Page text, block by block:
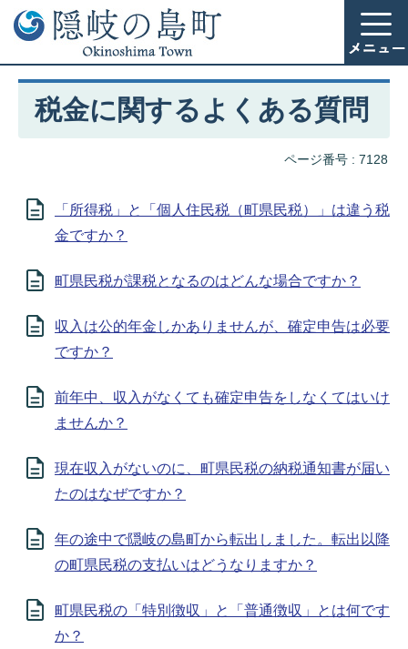
税金に関するよくある質問
ページ番号 : 7128
「所得税」と「個人住民税（町県民税）」は違う税
金ですか？
町県民税が課税となるのはどんな場合ですか？
収入は公的年金しかありませんが、確定申告は必要
ですか？
前年中、収入がなくても確定申告をしなくてはいけ
ませんか？
現在収入がないのに、町県民税の納税通知書が届い
たのはなぜですか？
年の途中で隠岐の島町から転出しました。転出以降
の町県民税の支払いはどうなりますか？
町県民税の「特別徴収」と「普通徴収」とは何です
か？